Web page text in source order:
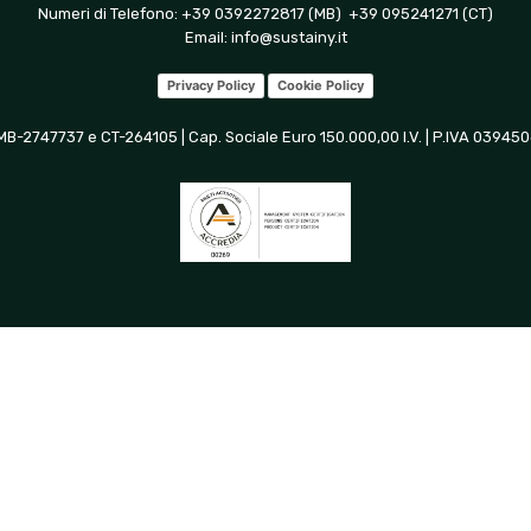
Numeri di Telefono: +39 0392272817 (MB) +39 095241271 (CT)
Email: info@sustainy.it
Privacy Policy Cookie Policy
2747737 e CT-264105 | Cap. Sociale Euro 150.000,00 I.V. | P.IVA